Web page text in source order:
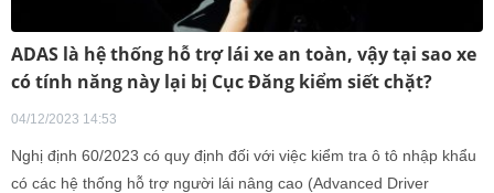
ADAS là hệ thống hỗ trợ lái xe an toàn, vậy tại sao xe
có tính năng này lại bị Cục Đăng kiểm siết chặt?
04/12/2023 14:53
Nghị định 60/2023 có quy định đối với việc kiểm tra ô tô nhập khẩu
có các hệ thống hỗ trợ người lái nâng cao (Advanced Driver